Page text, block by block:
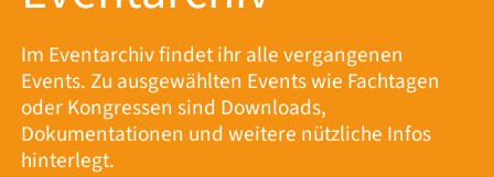
Im Eventarchiv findet ihr alle vergangenen
Events. Zu ausgewählten Events wie Fachtagen
oder Kongressen sind Downloads,
Dokumentationen und weitere nützliche Infos
hinterlegt.